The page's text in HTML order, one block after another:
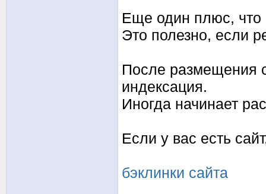
Еще один плюс, что
Это полезно, если
После размещения
индексация.
Иногда начинает
Если у вас есть
бэклинки сайта